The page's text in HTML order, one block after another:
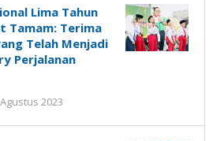
Lima Tahun
Tamam: Terima
Telah Menjadi
Perjalanan
2023
Susanto